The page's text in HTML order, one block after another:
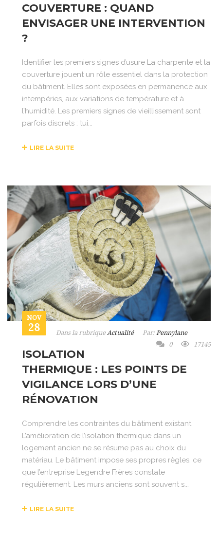
COUVERTURE : QUAND
ENVISAGER UNE INTERVENTION
?
Identifier les premiers signes d’usure La charpente et la
couverture jouent un rôle essentiel dans la protection
du bâtiment. Elles sont exposées en permanence aux
intempéries, aux variations de température et à
l’humidité. Les premiers signes de vieillissement sont
parfois discrets : tui...
LIRE LA SUITE
NOV
28 Dans la rubriqueActualité Par: Pennylane
0
17145
ISOLATION
THERMIQUE : LES POINTS DE
VIGILANCE LORS D’UNE
RÉNOVATION
Comprendre les contraintes du bâtiment existant
L’amélioration de l’isolation thermique dans un
logement ancien ne se résume pas au choix du
matériau. Le bâtiment impose ses propres règles, ce
que l’entreprise Legendre Frères constate
régulièrement. Les murs anciens sont souvent s...
LIRE LA SUITE